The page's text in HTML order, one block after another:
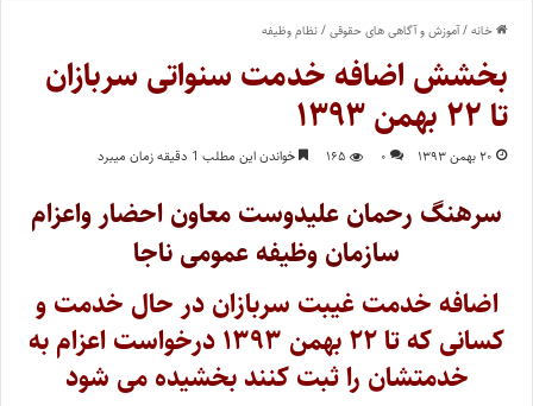
خانه/آموزش و آگاهی های حقوقی/نظام وظیفه
بخشش اضافه خدمت سنواتی سربازان
تا ۲۲ بهمن ۱۳۹۳
۲۰ بهمن ۱۳۹۳ ۰ ۱۶۵ خواندن این مطلب 1 دقیقه زمان میبرد
سرهنگ رحمان علیدوست معاون احضار واعزام
سازمان وظیفه عمومی ناجا
اضافه خدمت غیبت سربازان در حال خدمت و
کسانی که تا ۲۲ بهمن ۱۳۹۳ درخواست اعزام به
خدمتشان را ثبت کنند بخشیده می شود